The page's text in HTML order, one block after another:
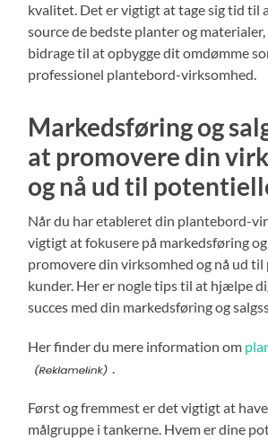
kvalitet. Det er vigtigt at tage sig tid til
source de bedste planter og
bidrage til at opbygge dit omdømme
professionel plantebord-virksomhed.
Markedsføring og
at promovere din
og nå ud til
Når du har etableret din plantebord-
vigtigt at fokusere på markedsføring
promovere din virksomhed og nå ud
kunder. Her er nogle tips til at hjælpe
succes med din markedsføring og
Her finder du mere information om
.
Først og fremmest er det vigtigt at
målgruppe i tankerne. Hvem er dine